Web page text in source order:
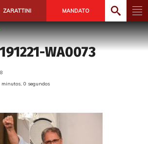
ZARATTINI MANDATO
WA0073
minutos, 0 segundos